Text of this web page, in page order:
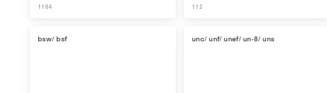
1164 112
bsw/ bsf unc/ unf/ unef/ un-8/ uns